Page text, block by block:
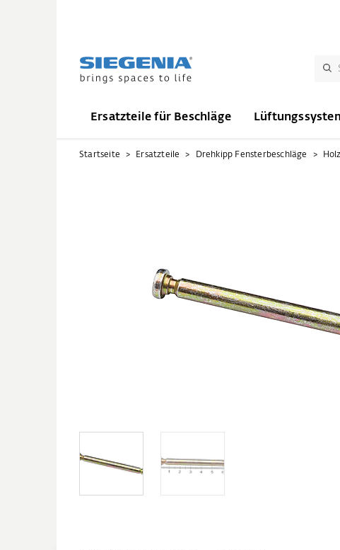
Ersatzteile für Beschläge
Startseite Ersatzteile Drehkipp Fensterbeschläge